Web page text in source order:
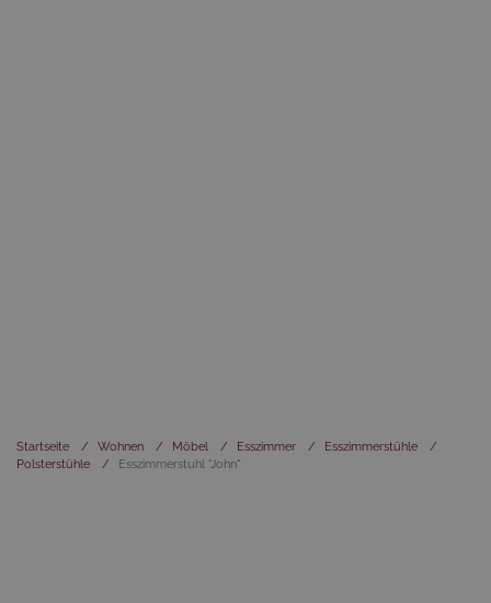
Startseite / Wohnen / Möbel / Esszimmer / Esszimmerstühle
/
Polsterstühle
/ Esszimmerstuhl "John"